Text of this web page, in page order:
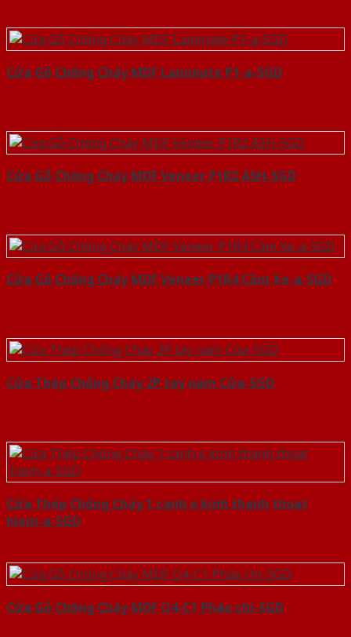
Cửa Gỗ Chống Cháy MDF Laminate P1-a-SGD
Cửa Gỗ Chống Cháy MDF Veneer P1R2 ASH-SGD
Cửa Gỗ Chống Cháy MDF Veneer P1R4 Căm Xe-a-SGD
Cửa Thép Chống Cháy 2P tay nam Cửa-SGD
Cửa Thép Chống Cháy 1 canh o kinh thanh thoat
hiem-a-SGD
Cửa Gỗ Chống Cháy MDF O4-C1 Phào chi-SGD